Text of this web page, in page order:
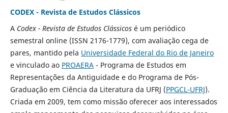
CODEX - Revista de Estudos Clássicos
A Codex - Revista de Estudos Clássicosé um periódico
semestral online (ISSN 2176-1779), com avaliação cega de
pares, mantido pela Universidade Federal do Rio de Janeiro
e vinculado ao PROAERA- Programa de Estudos em
Representações da Antiguidade e do Programa de Pós-
Graduação em Ciência da Literatura da UFRJ (PPGCL-UFRJ).
Criada em 2009, tem como missão oferecer aos interessados